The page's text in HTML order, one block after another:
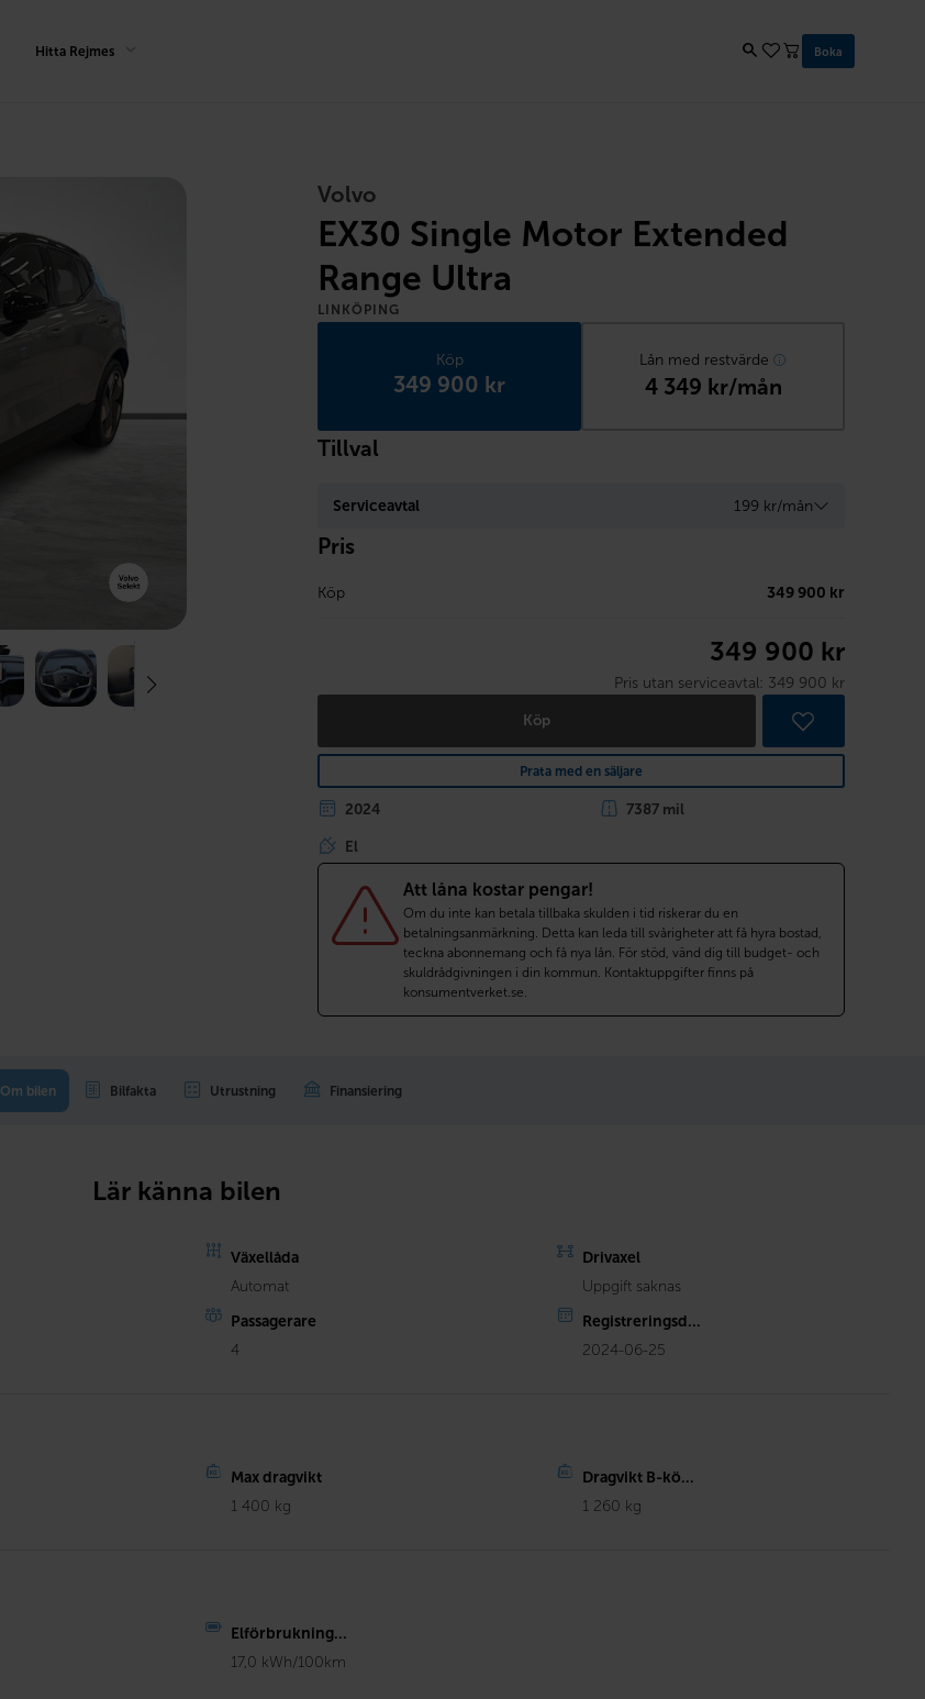
Hitta Rejmes Boka
Volvo
EX30 Single Motor Extended
Range Ultra
LINKÖPING
Köp
349 900 kr
Lån med restvärde
4 349 kr/mån
Tillval
Serviceavtal 199 kr/mån
Pris
Köp 349 900 kr
349 900 kr
Pris utan serviceavtal: 349 900 kr
Köp
Prata med en säljare
2024
7387 mil
El
Att låna kostar pengar!
Om du inte kan betala tillbaka skulden i tid riskerar du en
betalningsanmärkning. Detta kan leda till svårigheter att få hyra bostad,
teckna abonnemang och få nya lån. För stöd, vänd dig till budget- och
skuldrådgivningen i din kommun. Kontaktuppgifter finns på
konsumentverket.se.
Om bilen Bilfakta Utrustning Finansiering
Lär känna bilen
Växellåda
Automat
Drivaxel
Uppgift saknas
Passagerare
4
Registreringsd...
2024-06-25
Max dragvikt
1 400 kg
Dragvikt B-kö...
1 260 kg
Elförbrukning...
17,0 kWh/100km